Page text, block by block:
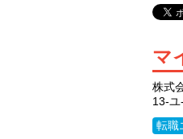
マ
株式
13-
転職